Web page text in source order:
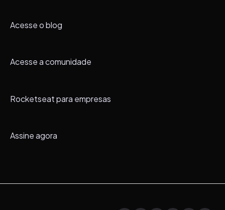
Acesse o blog
Acesse a comunidade
Rocketseat para empresas
Assine agora